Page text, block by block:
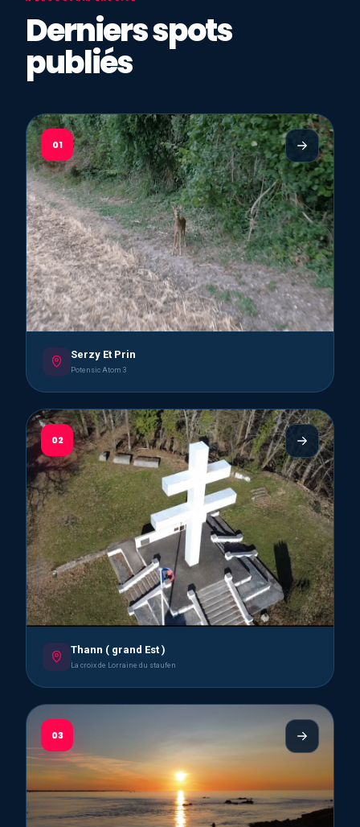
Derniers spots
publiés
01
Serzy Et Prin
Potensic Atom 3
02
Thann ( grand Est )
La croix de Lorraine du staufen
03